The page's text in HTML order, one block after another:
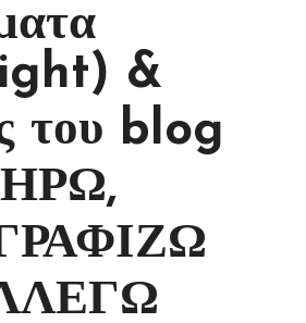
&
του blog